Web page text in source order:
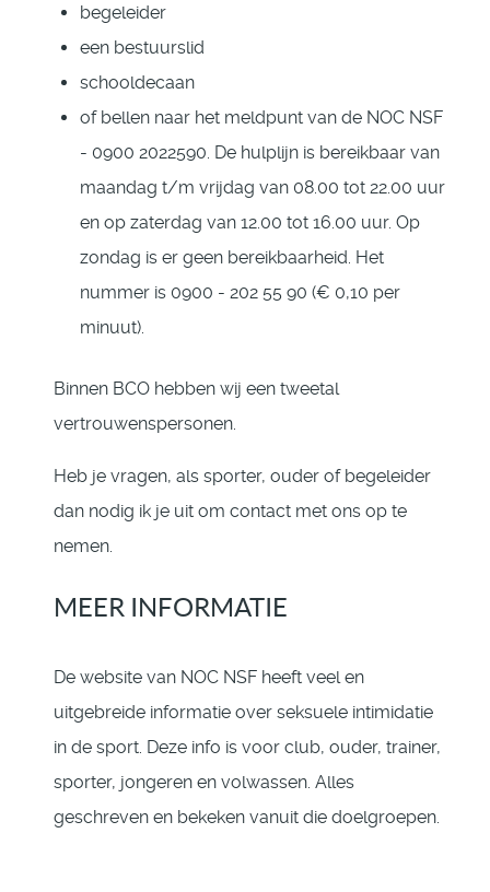
begeleider
een bestuurslid
schooldecaan
of bellen naar het meldpunt van de NOC NSF
- 0900 2022590. De hulplijn is bereikbaar van
maandag t/m vrijdag van 08.00 tot 22.00 uur
en op zaterdag van 12.00 tot 16.00 uur. Op
zondag is er geen bereikbaarheid. Het
nummer is 0900 - 202 55 90 (€ 0,10 per
minuut).
Binnen BCO hebben wij een tweetal
vertrouwenspersonen.
Heb je vragen, als sporter, ouder of begeleider
dan nodig ik je uit om contact met ons op te
nemen.
MEER INFORMATIE
De website van NOC NSF heeft veel en
uitgebreide informatie over seksuele intimidatie
in de sport. Deze info is voor club, ouder, trainer,
sporter, jongeren en volwassen. Alles
geschreven en bekeken vanuit die doelgroepen.